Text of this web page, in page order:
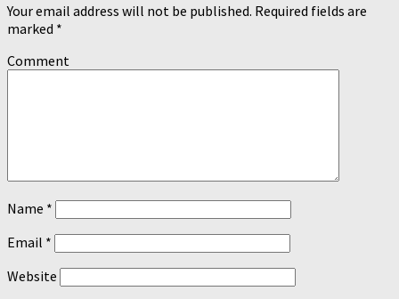
Your email address will not be published. Required fields are
marked *
Comment
Name *
Email *
Website